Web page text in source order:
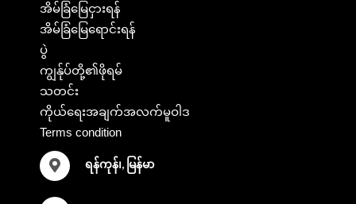
အိမ်ခြံမြေငှားရန်
အိမ်ခြံမြေရောင်းရန်
ပွဲ
ကျွန်ုပ်တို့၏ဖိုရမ်
သတင်း
ကိုယ်ရေးအချက်အလက်မူဝါဒ
Terms condition
ရန်ကုန်၊, မြန်မာ